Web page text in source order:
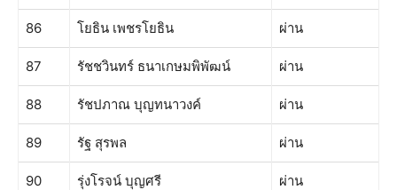
86 โยธิน เพชรโยธิน ผ่าน
87 รัชชวินทร์ ธนาเกษมพิพัฒน์ ผ่าน
88 รัชปภาณ บุญทนาวงค์ ผ่าน
89 รัฐ สุรพล ผ่าน
90 รุ่งโรจน์ บุญศรี ผ่าน